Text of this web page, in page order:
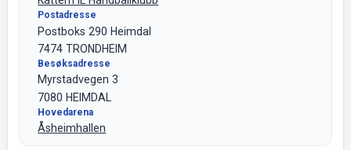
Postadresse
Postboks 290 Heimdal
7474 TRONDHEIM
Besøksadresse
Myrstadvegen 3
7080 HEIMDAL
Hovedarena
Åsheimhallen